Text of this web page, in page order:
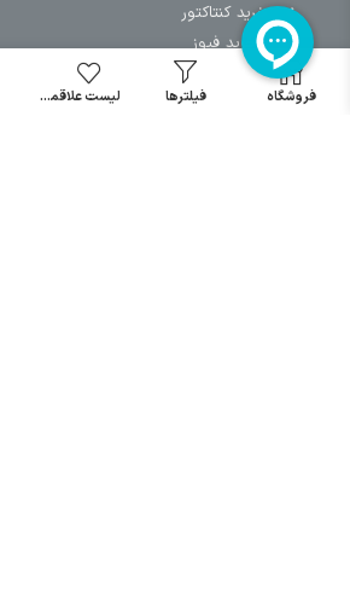
خرید کنتاکتور
خرید فیوز
مینیاتوری
خرید میکرو
فروشگاه فیلترها لیست علاقمندی